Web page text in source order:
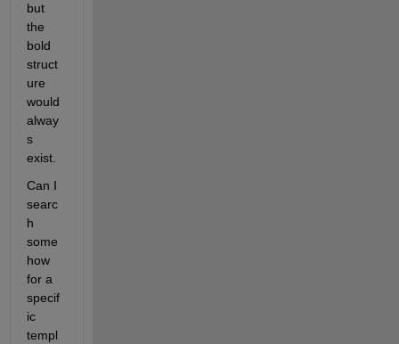
but
the
bold
struct
ure
would
alway
s
exist.
Can I
searc
h
some
how
for a
specif
ic
templ